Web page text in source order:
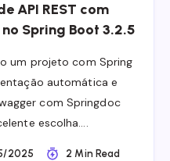
API REST com
Spring Boot 3.2.5
um projeto com Spring
automática e
com Springdoc
escolha….
2025 2 Min Read